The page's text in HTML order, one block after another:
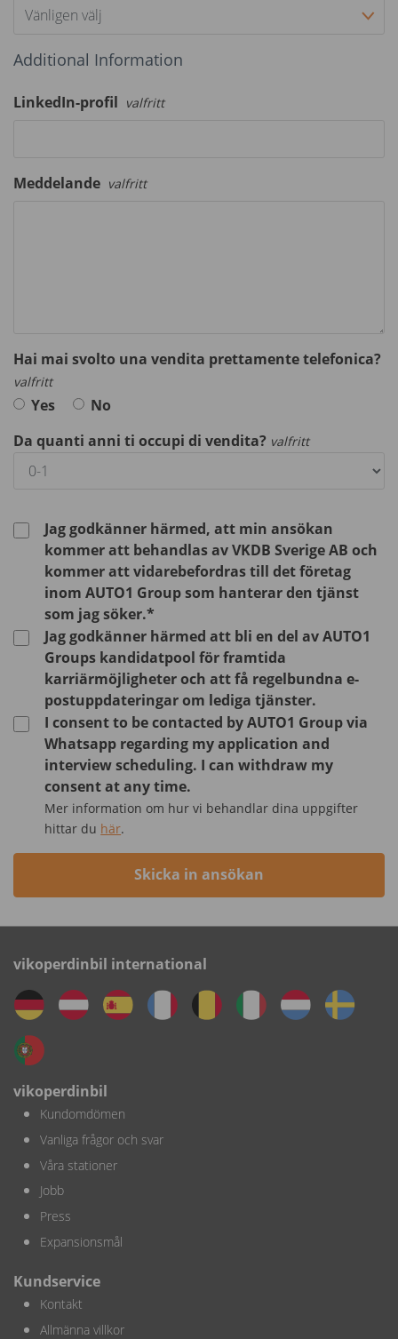
Vänligen välj
Additional Information
LinkedIn-profil valfritt
Meddelande valfritt
Hai mai svolto una vendita prettamente telefonica?
valfritt
Yes
No
Da quanti anni ti occupi di vendita? valfritt
Jag godkänner härmed, att min ansökan
kommer att behandlas av VKDB Sverige AB och
kommer att vidarebefordras till det företag
inom AUTO1 Group som hanterar den tjänst
som jag söker.*
Jag godkänner härmed att bli en del av AUTO1
Groups kandidatpool för framtida
karriärmöjligheter och att få regelbundna e-
postuppdateringar om lediga tjänster.
I consent to be contacted by AUTO1 Group via
Whatsapp regarding my application and
interview scheduling. I can withdraw my
consent at any time.
Mer information om hur vi behandlar dina uppgifter
hittar du här.
Skicka in ansökan
vikoperdinbil international
vikoperdinbil
Kundomdömen
Vanliga frågor och svar
Våra stationer
Jobb
Press
Expansionsmål
Kundservice
Kontakt
Allmänna villkor